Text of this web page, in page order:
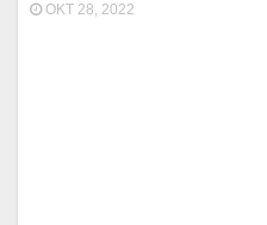
OKT 28, 2022